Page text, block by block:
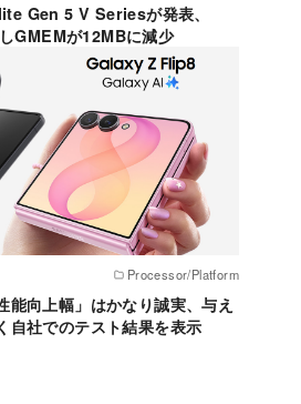
Gen 5 V Seriesが発表、
GMEMが12MBに減少
Processor/Platform
能向上幅」はかなり誠実、与え
自社でのテスト結果を表示